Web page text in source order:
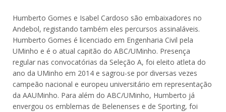
Humberto Gomes e Isabel Cardoso são embaixadores no
Andebol, registando também eles percursos assinaláveis.
Humberto Gomes é licenciado em Engenharia Civil pela
UMinho e é o atual capitão do ABC/UMinho. Presença
regular nas convocatórias da Seleção A, foi eleito atleta do
ano da UMinho em 2014 e sagrou-se por diversas vezes
campeão nacional e europeu universitário em representação
da AAUMinho. Para além do ABC/UMinho, Humberto já
envergou os emblemas de Belenenses e de Sporting, foi